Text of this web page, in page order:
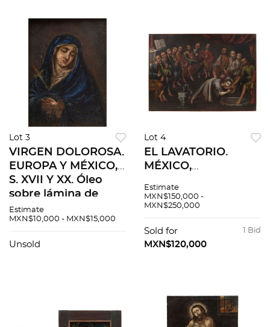
Lot 3
VIRGEN DOLOROSA.
EUROPA Y MÉXICO,
S. XVII Y XX. Óleo
sobre lámina de
cobre
Estimate
MXN$10,000 - MXN$15,000
Unsold
Lot 4
EL LAVATORIO.
MÉXICO,
S.XVIII. Óleo sobre
tela. Medidas: 189 x
Estimate
MXN$150,000 -
MXN$250,000
1 Bid
Sold for
MXN$120,000